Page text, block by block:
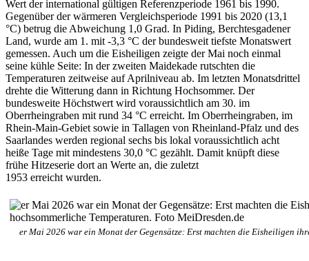
Wert der international gültigen Referenzperiode 1961 bis 1990.
Gegenüber der wärmeren Vergleichsperiode 1991 bis 2020 (13,1
°C) betrug die Abweichung 1,0 Grad. In Piding, Berchtesgadener
Land, wurde am 1. mit -3,3 °C der bundesweit tiefste Monatswert
gemessen. Auch um die Eisheiligen zeigte der Mai noch einmal
seine kühle Seite: In der zweiten Maidekade rutschten die
Temperaturen zeitweise auf Aprilniveau ab. Im letzten Monatsdrittel
drehte die Witterung dann in Richtung Hochsommer. Der
bundesweite Höchstwert wird voraussichtlich am 30. im
Oberrheingraben mit rund 34 °C erreicht. Im Oberrheingraben, im
Rhein-Main-Gebiet sowie in Tallagen von Rheinland-Pfalz und des
Saarlandes werden regional sechs bis lokal voraussichtlich acht
heiße Tage mit mindestens 30,0 °C gezählt. Damit knüpft diese
frühe Hitzeserie dort an Werte an, die zuletzt
1953 erreicht wurden.
er Mai 2026 war ein Monat der Gegensätze: Erst machten die Eisheiligen